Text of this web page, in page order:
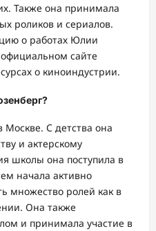
Также она принимала
роликов и сериалов.
о работах Юлии
сайте
о киноиндустрии.
С детства она
и актерскому
школы она поступила в
начала активно
множество ролей как в
Она также
и принимала участие в